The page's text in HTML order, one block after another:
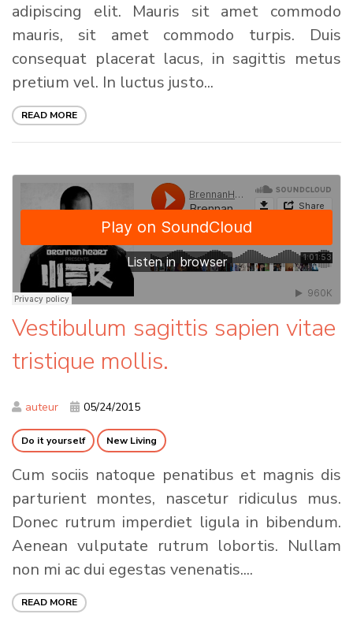
adipiscing elit. Mauris sit amet commodo
mauris, sit amet commodo turpis. Duis
consequat placerat lacus, in sagittis metus
pretium vel. In luctus justo...
READ MORE
Vestibulum sagittis sapien vitae
tristique mollis.
auteur 05/24/2015
Do it yourself New Living
Cum sociis natoque penatibus et magnis dis
parturient montes, nascetur ridiculus mus.
Donec rutrum imperdiet ligula in bibendum.
Aenean vulputate rutrum lobortis. Nullam
non mi ac dui egestas venenatis....
READ MORE